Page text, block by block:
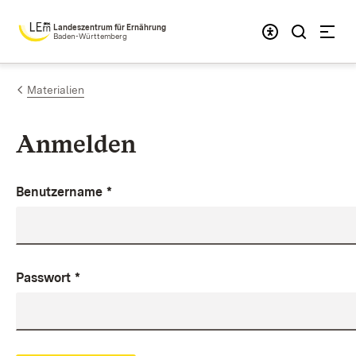
Zum Inhalt springen
Landeszentrum für Ernährung
Baden-Württemberg
Materialien
Anmelden
Benutzername *
Passwort *